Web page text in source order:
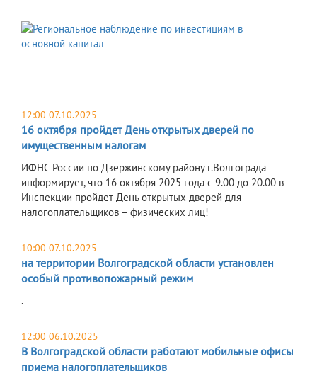
12:00 07.10.2025
16 октября пройдет День открытых дверей по
имущественным налогам
ИФНС России по Дзержинскому району г.Волгограда
информирует, что 16 октября 2025 года с 9.00 до 20.00 в
Инспекции пройдет День открытых дверей для
налогоплательщиков – физических лиц!
10:00 07.10.2025
на территории Волгоградской области установлен
особый противопожарный режим
.
12:00 06.10.2025
В Волгоградской области работают мобильные офисы
приема налогоплательщиков